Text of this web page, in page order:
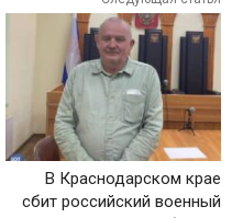
В Краснодарском крае
сбит российский военный